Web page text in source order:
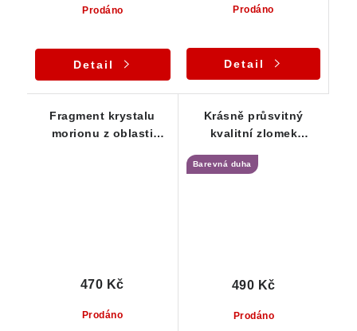
Prodáno
Detail
Prodáno
Detail
Fragment krystalu
morionu z oblasti
Prodáno
470 Kč
Krásně průsvitný
kvalitní zlomek
barevnou duhou
Barevná duha
Prodáno
490 Kč